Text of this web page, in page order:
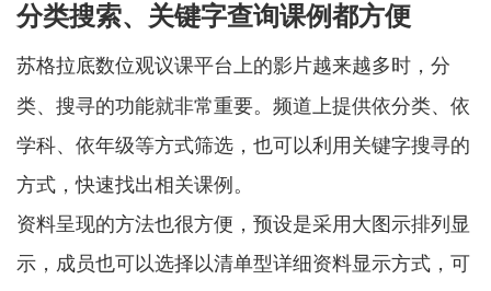
分类搜索、关键字查询课例都方便
苏格拉底数位观议课平台上的影片越来越多时，分
类、搜寻的功能就非常重要。频道上提供依分类、依
学科、依年级等方式筛选，也可以利用关键字搜寻的
方式，快速找出相关课例。
资料呈现的方法也很方便，预设是采用大图示排列显
示，成员也可以选择以清单型详细资料显示方式，可